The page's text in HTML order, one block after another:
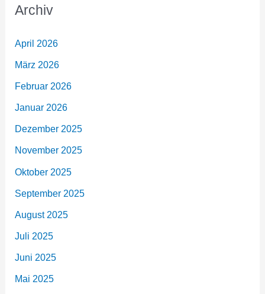
Archiv
April 2026
März 2026
Februar 2026
Januar 2026
Dezember 2025
November 2025
Oktober 2025
September 2025
August 2025
Juli 2025
Juni 2025
Mai 2025